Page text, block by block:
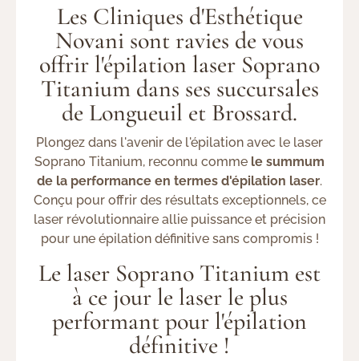
Les Cliniques d'Esthétique
Novani sont ravies de vous
offrir l'épilation laser Soprano
Titanium dans ses succursales
de Longueuil et Brossard.
Plongez dans l'avenir de l'épilation avec le laser
Soprano Titanium, reconnu comme le summum
de la performance en termes d'épilation laser.
Conçu pour offrir des résultats exceptionnels, ce
laser révolutionnaire allie puissance et précision
pour une épilation définitive sans compromis !
Le laser Soprano Titanium est
à ce jour le laser le plus
performant pour l'épilation
définitive !